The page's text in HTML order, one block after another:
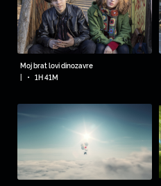
Moj brat lovi dinozavre
|
• 1H 41M